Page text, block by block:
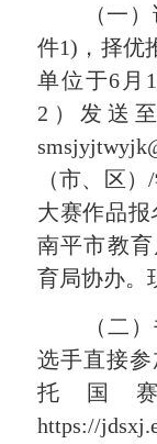
（一
件1)，择优
单位于6 月 1
2 ）发送
（市、区
大赛作品报
南平市教
育局协办。
（二
选手直接
托国
https://